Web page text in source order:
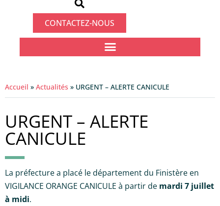
CONTACTEZ-NOUS
Accueil » Actualités » URGENT – ALERTE CANICULE
URGENT – ALERTE
CANICULE
La préfecture a placé le département du Finistère en
VIGILANCE ORANGE CANICULE à partir de mardi 7 juillet
à midi.